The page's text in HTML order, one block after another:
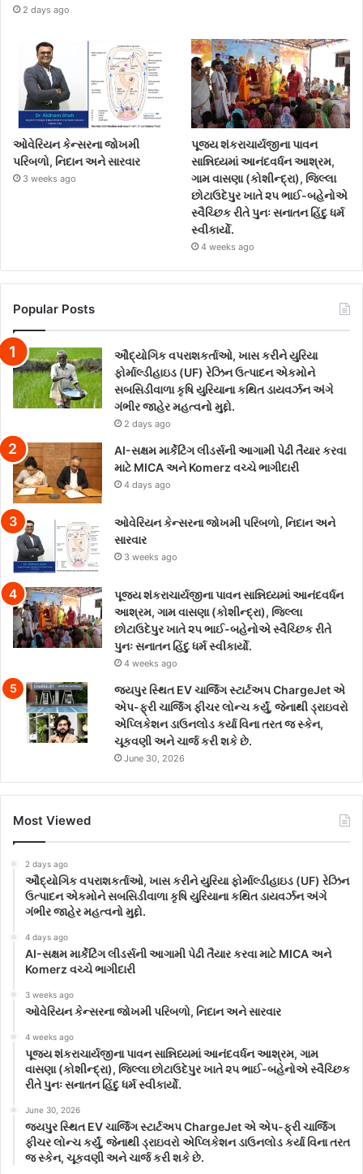
2 days ago
ઓવેરિયન કેન્સરના જોખમી
પરિબળો, નિદાન અને સારવાર
3 weeks ago
પૂજ્ય શંકરાચાર્યજીના પાવન
સાન્નિધ્યમાં આનંદવર્ધન આશ્રમ,
ગામ વાસણા (કોશીન્દ્રા), જિલ્લા
છોટાઉદેપુર ખાતે ૨૫ ભાઈ-બહેનોએ
સ્વૈચ્છિક રીતે પુનઃ સનાતન હિંદુ ધર્મ
સ્વીકાર્યો.
4 weeks ago
Popular Posts
ઔદ્યોગિક વપરાશકર્તાઓ, ખાસ કરીને યુરિયા
ફોર્માલ્ડીહાઇડ (UF) રેઝિન ઉત્પાદન એકમોને
સબસિડીવાળા કૃષિ યુરિયાના કથિત ડાયવર્ઝન અંગે
ગંભીર જાહેર મહત્વનો મુદ્દો.
2 days ago
AI-સક્ષમ માર્કેટિંગ લીડર્સની આગામી પેઢી તૈયાર કરવા
માટે MICA અને Komerz વચ્ચે ભાગીદારી
4 days ago
ઓવેરિયન કેન્સરના જોખમી પરિબળો, નિદાન અને
સારવાર
3 weeks ago
પૂજ્ય શંકરાચાર્યજીના પાવન સાન્નિધ્યમાં આનંદવર્ધન
આશ્રમ, ગામ વાસણા (કોશીન્દ્રા), જિલ્લા
છોટાઉદેપુર ખાતે ૨૫ ભાઈ-બહેનોએ સ્વૈચ્છિક રીતે
પુનઃ સનાતન હિંદુ ધર્મ સ્વીકાર્યો.
4 weeks ago
જયપુર સ્થિત EV ચાર્જિંગ સ્ટાર્ટઅપ ChargeJet એ
એપ-ફ્રી ચાર્જિંગ ફીચર લોન્ચ કર્યું, જેનાથી ડ્રાઇવરો
એપ્લિકેશન ડાઉનલોડ કર્યા વિના તરત જ સ્કેન,
ચૂકવણી અને ચાર્જ કરી શકે છે.
June 30, 2026
Most Viewed
2 days ago
ઔદ્યોગિક વપરાશકર્તાઓ, ખાસ કરીને યુરિયા ફોર્માલ્ડીહાઇડ (UF) રેઝિન
ઉત્પાદન એકમોને સબસિડીવાળા કૃષિ યુરિયાના કથિત ડાયવર્ઝન અંગે
ગંભીર જાહેર મહત્વનો મુદ્દો.
4 days ago
AI-સક્ષમ માર્કેટિંગ લીડર્સની આગામી પેઢી તૈયાર કરવા માટે MICA અને
Komerz વચ્ચે ભાગીદારી
3 weeks ago
ઓવેરિયન કેન્સરના જોખમી પરિબળો, નિદાન અને સારવાર
4 weeks ago
પૂજ્ય શંકરાચાર્યજીના પાવન સાન્નિધ્યમાં આનંદવર્ધન આશ્રમ, ગામ
વાસણા (કોશીન્દ્રા), જિલ્લા છોટાઉદેપુર ખાતે ૨૫ ભાઈ-બહેનોએ સ્વૈચ્છિક
રીતે પુનઃ સનાતન હિંદુ ધર્મ સ્વીકાર્યો.
June 30, 2026
જયપુર સ્થિત EV ચાર્જિંગ સ્ટાર્ટઅપ ChargeJet એ એપ-ફ્રી ચાર્જિંગ
ફીચર લોન્ચ કર્યું, જેનાથી ડ્રાઇવરો એપ્લિકેશન ડાઉનલોડ કર્યા વિના તરત
જ સ્કેન, ચૂકવણી અને ચાર્જ કરી શકે છે.